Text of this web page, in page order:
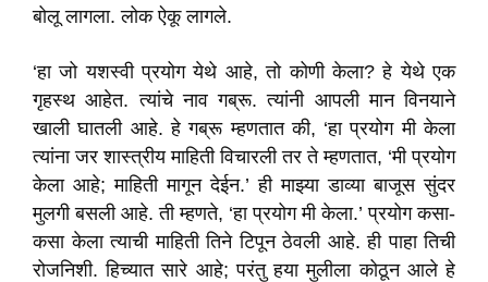
बोलू लागला. लोक ऐकू लागले.
‘हा जो यशस्वी प्रयोग येथे आहे, तो कोणी केला? हे येथे एक
गृहस्थ आहेत. त्यांचे नाव गब्रू. त्यांनी आपली मान विनयाने
खाली घातली आहे. हे गब्रू म्हणतात की, ‘हा प्रयोग मी केला
त्यांना जर शास्त्रीय माहिती विचारली तर ते म्हणतात, ‘मी प्रयोग
केला आहे; माहिती मागून देईन.’ ही माझ्या डाव्या बाजूस सुंदर
मुलगी बसली आहे. ती म्हणते, ‘हा प्रयोग मी केला.’ प्रयोग कसा-
कसा केला त्याची माहिती तिने टिपून ठेवली आहे. ही पाहा तिची
रोजनिशी. हिच्यात सारे आहे; परंतु हया मुलीला कोठून आले हे